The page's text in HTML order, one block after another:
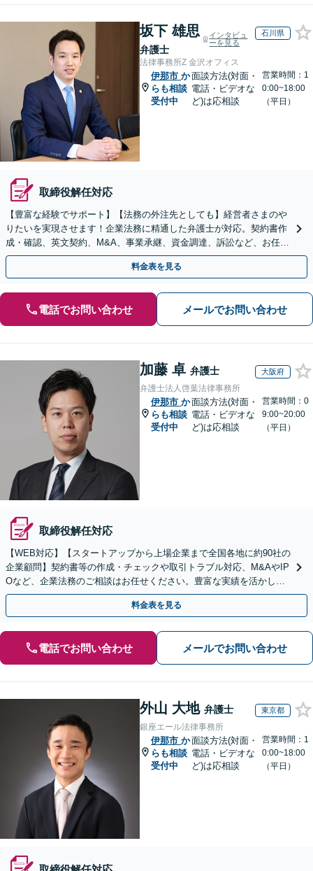
坂下 雄思
弁護士
インタビュ
ーを見る
石川県
法律事務所Z 金沢オフィス
伊那市 か
らも相談
受付中
面談方法(対面・
電話・ビデオな
ど)は応相談
営業時間：1
0:00~18:00
（平日）
取締役解任対応
【豊富な経験でサポート】【法務の外注先としても】経営者さまのや
りたいを実現させます！企業法務に精通した弁護士が対応。契約書作
成・確認、英文契約、M&A、事業承継、資金調達、訴訟など、お任せ
ください【複数の顧問契約プランあり】【英語対応】
料金表を見る
電話でお問い合わせ メールでお問い合わせ
加藤 卓 弁護士 大阪府
弁護士法人啓葉法律事務所
伊那市 か
らも相談
受付中
面談方法(対面・
電話・ビデオな
ど)は応相談
営業時間：0
9:00~20:00
（平日）
取締役解任対応
【WEB対応】【スタートアップから上場企業まで全国各地に約90社の
企業顧問】契約書等の作成・チェックや取引トラブル対応、M&AやIP
Oなど、企業法務のご相談はお任せください。豊富な実績を活かし的
確に対応を進めてまいります。
料金表を見る
電話でお問い合わせ メールでお問い合わせ
外山 大地 弁護士 東京都
銀座エール法律事務所
伊那市 か
らも相談
受付中
面談方法(対面・
電話・ビデオな
ど)は応相談
営業時間：1
0:00~18:00
（平日）